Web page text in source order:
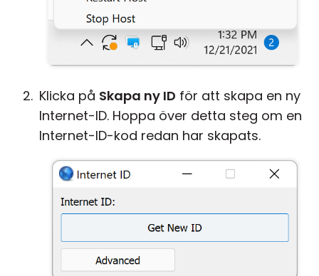
Klicka på Skapa ny ID för att skapa en ny
Internet-ID. Hoppa över detta steg om en
Internet-ID-kod redan har skapats.